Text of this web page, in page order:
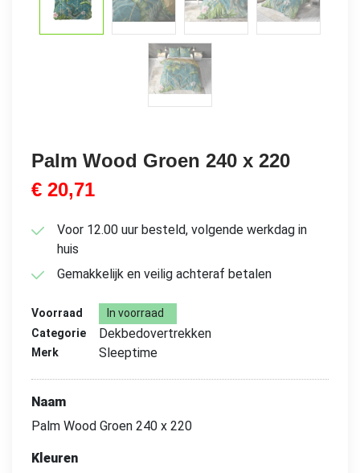
Palm Wood Groen 240 x 220
€ 20,71
Voor 12.00 uur besteld, volgende werkdag in
huis
Gemakkelijk en veilig achteraf betalen
Voorraad
In voorraad
Categorie
Dekbedovertrekken
Merk Sleeptime
Naam
Palm Wood Groen 240 x 220
Kleuren